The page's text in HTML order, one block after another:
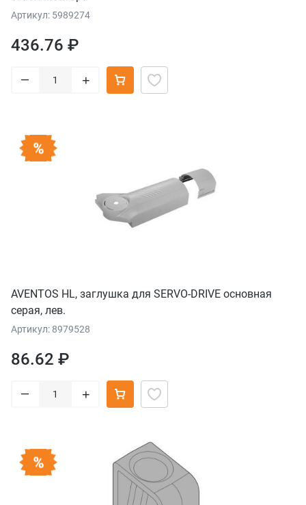
Артикул: 5989274
436.76 ₽
– +
AVENTOS HL, заглушка для SERVO-DRIVE основная
серая, лев.
Артикул: 8979528
86.62 ₽
– +